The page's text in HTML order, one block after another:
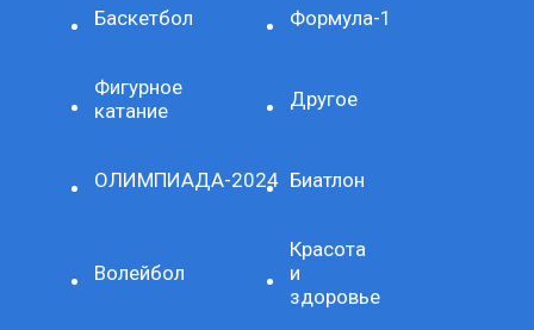
Баскетбол Формула-1
Фигурное
катание
Другое
ОЛИМПИАДА-2024 Биатлон
Волейбол
Красота
и
здоровье